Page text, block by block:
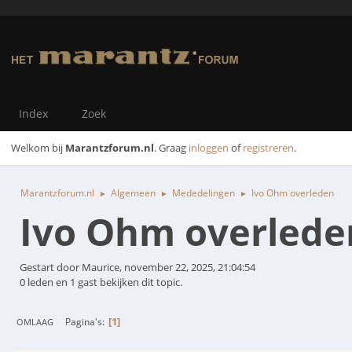
Index Zoek
Welkom bij Marantzforum.nl. Graag inloggen ofregistreren.
Marantzforum.nl ► Algemeen ► Mededelingen ► Ivo Ohm overleden
Ivo Ohm
Gestart door Maurice, november 22, 2025, 21:04:54
0 leden en 1 gast bekijken dit topic.
OMLAAG Pagina's 1